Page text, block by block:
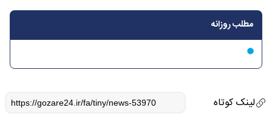
مطلب روزانه
لینک کوتاه